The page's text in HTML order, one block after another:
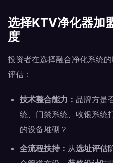
选择KTV净化器加
度
投资者在选择融合净化系统
评估：
技术整合能力： 品牌方是
统、门禁系统、收银系统
的设备堆砌？
全流程扶持： 从选址评估